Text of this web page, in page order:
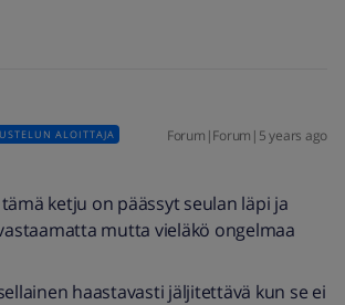
ALOITTAJA Forum|Forum|5 years ago
ketju on päässyt seulan läpi ja
mutta vieläkö ongelmaa
haastavasti jäljitettävä kun se ei